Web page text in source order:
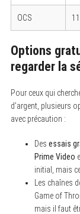
OCS
Options
regarder la
Pour ceux qui
d’argent, plusieurs
avec précaution :
Des essais
Prime Video
initial, mais
Les chaînes
Game of
mais il faut
e
a